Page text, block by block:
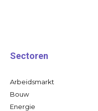
Sectoren
Arbeidsmarkt
Bouw
Energie